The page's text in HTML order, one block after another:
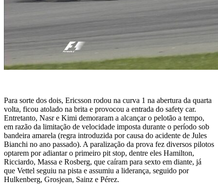
Para sorte dos dois, Ericsson rodou na curva 1 na abertura da quarta
volta, ficou atolado na brita e provocou a entrada do safety car.
Entretanto, Nasr e Kimi demoraram a alcançar o pelotão a tempo,
em razão da limitação de velocidade imposta durante o período sob
bandeira amarela (regra introduzida por causa do acidente de Jules
Bianchi no ano passado). A paralização da prova fez diversos pilotos
optarem por adiantar o primeiro pit stop, dentre eles Hamilton,
Ricciardo, Massa e Rosberg, que caíram para sexto em diante, já
que Vettel seguiu na pista e assumiu a liderança, seguido por
Hulkenberg, Grosjean, Sainz e Pérez.